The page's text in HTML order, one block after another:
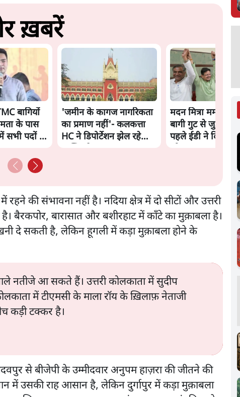
ख़बरें
बागियों
के पास
सभी पदों से
'जमीन के कागज नागरिकता
का प्रमाण नहीं'- कलकत्ता
HC ने डिपोर्टेशन झेल रहे
मदन मित्रा ममता को
बागी गुट से जुड़े, एक
पहले ईडी ने दिया था
की संभावना नहीं है। नदिया क्षेत्र में दो सीटों और उत्तरी
बैरकपोर, बारासात और बशीरहाट में काँटे का मुक़ाबला है।
दे सकती है, लेकिन हूगली में कड़ा मुक़ाबला होने के
नतीजे आ सकते हैं। उत्तरी कोलकाता में सुदीप
में टीएमसी के माला रॉय के ख़िलाफ़ नेताजी
कड़ी टक्कर है।
से बीजेपी के उम्मीदवार अनुपम हाज़रा की जीतने की
में उसकी राह आसान है, लेकिन दुर्गापुर में कड़ा मुक़ाबला